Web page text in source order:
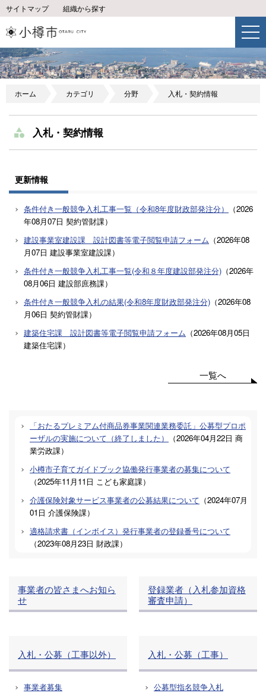
サイトマップ 組織から探す
ホーム カテゴリ 分野 入札・契約情報
入札・契約情報
更新情報
条件付き一般競争入札工事一覧（令和8年度財政部発注分） （2026
年08月07日 契約管財課）
建設事業室建設課 設計図書等電子閲覧申請フォーム （2026年08
月07日 建設事業室建設課）
条件付き一般競争入札工事一覧(令和８年度建設部発注分) （2026年
08月06日 建設部庶務課）
条件付き一般競争入札の結果(令和8年度財政部発注分) （2026年08
月06日 契約管財課）
建築住宅課 設計図書等電子閲覧申請フォーム （2026年08月05日
建築住宅課）
一覧へ
「おたるプレミアム付商品券事業関連業務委託」公募型プロポ
ーザルの実施について（終了しました）
（2026年04月22日 商
業労政課）
小樽市子育てガイドブック協働発行事業者の募集について
（2025年11月11日 こども家庭課）
介護保険対象サービス事業者の公募結果について （2024年07月
01日 介護保険課）
適格請求書（インボイス）発行事業者の登録番号について
（2023年08月23日 財政課）
事業者の皆さまへお知ら
せ
登録業者（入札参加資格
審査申請）
入札・公募（工事以外）
事業者募集
入札・公募（工事）
公募型指名競争入札